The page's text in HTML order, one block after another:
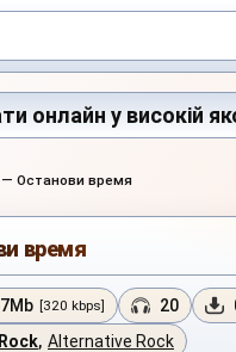
онлайн у високій
— Останови время
время
[320 kbps] 20
Rock, Alternative Rock